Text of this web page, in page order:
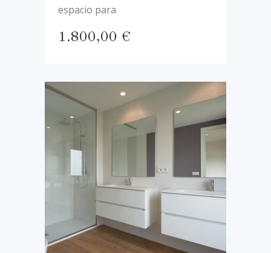
espacio para
1.800,00 €